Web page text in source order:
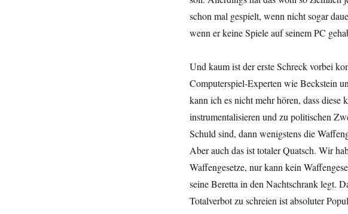
schon mal gespielt, wenn nicht sogar
wenn er keine Spiele auf seinem PC
Und kaum ist der erste Schreck vorbei
Computerspiel-Experten wie Beckstein
kann ich es nicht mehr hören, dass
instrumentalisieren und zu politischen
Schuld sind, dann wenigstens die
Aber auch das ist totaler Quatsch. Wir
Waffengesetze, nur kann kein
seine Beretta in den Nachtschrank legt.
Totalverbot zu schreien ist absoluter